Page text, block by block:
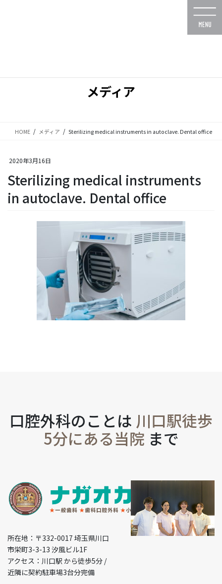
動
に
メディア
HOME メディア Sterilizing medical instruments in autoclave. Dental office
2020年3月16日
Sterilizing medical instruments
in autoclave. Dental office
口腔外科のことは 川口駅徒歩
5分にある当院 まで
所在地：〒332-0017 埼玉県川口
市栄町3-3-13 汐風ビル1F
アクセス：川口駅 から徒歩5分 /
近隣に契約駐車場3台分完備